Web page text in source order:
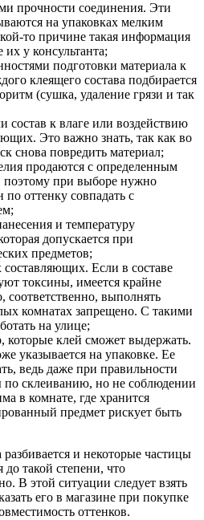
прочности соединения. Эти
на упаковках мелким
то причине такая информация
их у консультанта;
подготовки материала к
клеящего состава подбирается
(сушка, удаление грязи и так
состав к влаге или воздействию
Это важно знать, так как во
снова повредить материал;
продаются с определенным
поэтому при выборе нужно
по оттенку совпадать с
и температуру
допускается при
предметов;
составляющих. Если в составе
токсины, имеется крайне
соответственно, выполнять
комнатах запрещено. С такими
на улице;
которые клей сможет выдержать.
указывается на упаковке. Ее
ведь даже при правильности
склеиванию, но не соблюдении
в комнате, где хранится
предмет рискует быть
и некоторые частицы
до такой степени, что
В этой ситуации следует взять
его в магазине при покупке
оттенков.